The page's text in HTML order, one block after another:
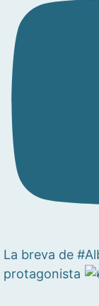
La breva de
protagonista